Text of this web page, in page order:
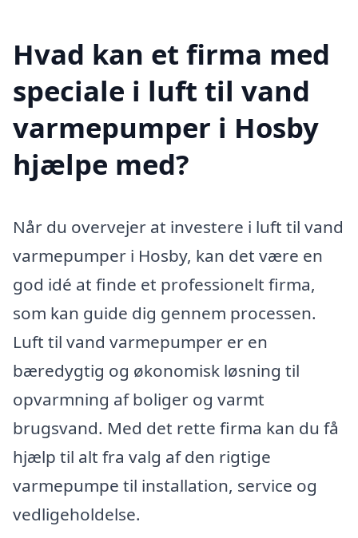
Hvad kan et firma med
speciale i luft til vand
varmepumper i Hosby
hjælpe med?
Når du overvejer at investere i luft til vand
varmepumper i Hosby, kan det være en
god idé at finde et professionelt firma,
som kan guide dig gennem processen.
Luft til vand varmepumper er en
bæredygtig og økonomisk løsning til
opvarmning af boliger og varmt
brugsvand. Med det rette firma kan du få
hjælp til alt fra valg af den rigtige
varmepumpe til installation, service og
vedligeholdelse.